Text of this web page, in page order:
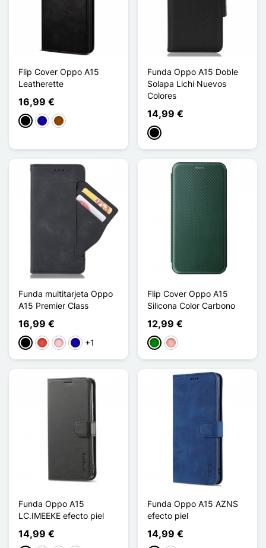
Flip Cover Oppo A15
Leatherette
16,99 €
NegroAzul oscuro
Marrón
Funda Oppo A15 Doble
Solapa Lichi Nuevos
Colores
14,99 €
Negro
Funda multitarjeta Oppo
A15 Premier Class
16,99 €
NegroRojoRosaAzul oscuro
+1
Flip Cover Oppo A15
Silicona Color Carbono
12,99 €
VerdeOro rosa
Funda Oppo A15
LC.IMEEKE efecto piel
14,99 €
Funda Oppo A15 AZNS
efecto piel
14,99 €